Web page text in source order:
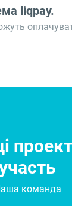
liqpay.
команда